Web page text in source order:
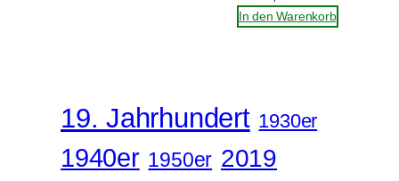
In den Warenkorb
19. Jahrhundert 1930er
1940er 1950er 2019